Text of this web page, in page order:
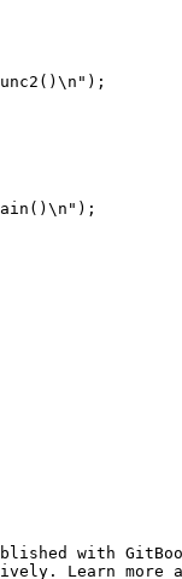
with
Learn more